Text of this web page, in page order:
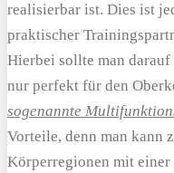
realisierbar ist. Dies ist
praktischer
Hierbei sollte man darauf
nur perfekt für den
sogenannte
Vorteile, denn man kann
Körperregionen mit einer